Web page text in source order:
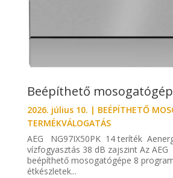
Beépíthető
2026. július 10. | BEÉPÍTHETŐ
TERMÉKVÁLOGATÁS
AEG NG97IX50PK 14 teríték
vízfogyasztás 38 dB zajszint Az AEG
beépíthető mosogatógépe 8
étkészletek...